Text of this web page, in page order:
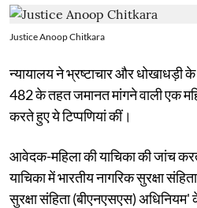
Justice Anoop Chitkara
न्यायालय ने भ्रष्टाचार और धोखाधड़ी
482 के तहत जमानत मांगने वाली एक
करते हुए ये टिप्पणियां कीं।
आवेदक-महिला की याचिका की जांच
याचिका में भारतीय नागरिक सुरक्षा
सुरक्षा संहिता (बीएनएसएस) अधिनियम'